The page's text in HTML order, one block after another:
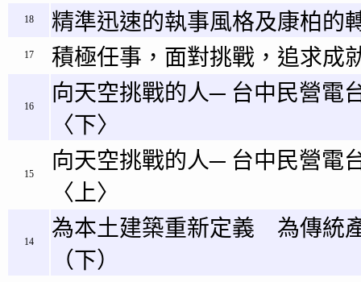
18 精準迅速的執事風格及康柏的
17 積極任事，面對挑戰，追求成
16
向天空挑戰的人─ 台中民營電
〈下〉
15
向天空挑戰的人─ 台中民營電
〈上〉
14
為本土建築重新定義 為傳統
（下）